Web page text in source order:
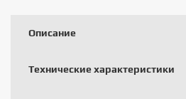
Описание
Технические характеристики